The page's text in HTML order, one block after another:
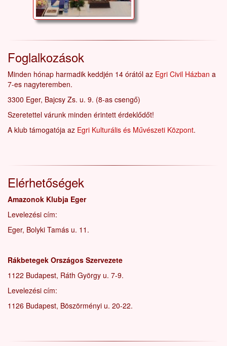
Foglalkozások
Minden hónap harmadik keddjén 14 órától az Egri Civil Házban a
7-es nagyteremben.
3300 Eger, Bajcsy Zs. u. 9. (8-as csengő)
Szeretettel várunk minden érintett érdeklődőt!
A klub támogatója az Egri Kulturális és Művészeti Központ.
Elérhetőségek
Amazonok Klubja Eger
Levelezési cím:
Eger, Bolyki Tamás u. 11.
Rákbetegek Országos Szervezete
1122 Budapest, Ráth György u. 7-9.
Levelezési cím:
1126 Budapest, Böszörményi u. 20-22.